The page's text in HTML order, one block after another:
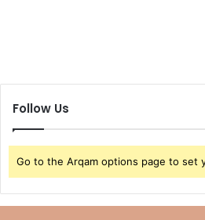
Follow Us
Go to the Arqam options page to set